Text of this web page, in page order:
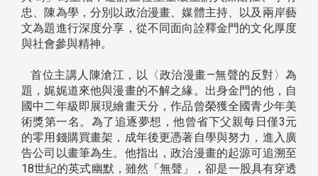
忠、陳為學，分別以政治漫畫、媒體主持、以及兩岸藝
文為題進行深度分享，從不同面向詮釋金門的文化厚度
與社會參與精神。
首位主講人陳滄江，以〈政治漫畫—無聲的反對〉為
題，娓娓道來他與漫畫的不解之緣。出身金門的他，自
國中二年級即展現繪畫天分，作品曾榮獲全國青少年美
術獎第一名。為了追逐夢想，他曾省下父親每日僅3元
的零用錢購買畫架，成年後更憑著自學與努力，進入廣
告公司以畫筆為生。他指出，政治漫畫的起源可追溯至
18世紀的英式幽默，雖然「無聲」，卻是一股具有穿透